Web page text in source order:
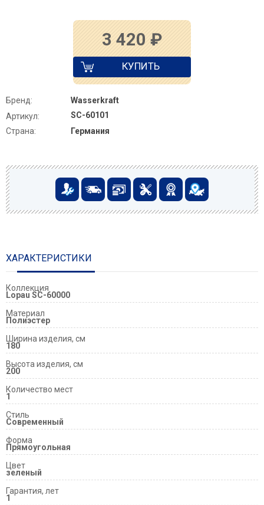
3 420 ₽
КУПИТЬ
Бренд:
Wasserkraft
Артикул:
SC-60101
Страна:
Германия
ХАРАКТЕРИСТИКИ
Коллекция
Lopau SC-60000
Материал
Полиэстер
Ширина изделия, см
180
Высота изделия, см
200
Количество мест
1
Стиль
Современный
Форма
Прямоугольная
Цвет
зеленый
Гарантия, лет
1